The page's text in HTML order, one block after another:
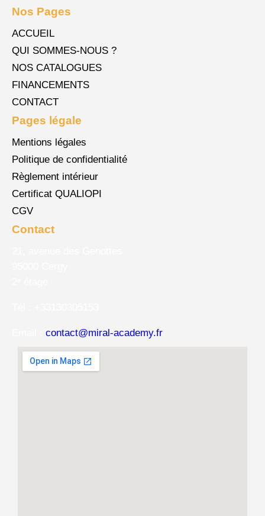
Nos Pages
ACCUEIL
QUI SOMMES-NOUS ?
NOS CATALOGUES
FINANCEMENTS
CONTACT
Pages légale
Mentions légales
Politique de confidentialité
Règlement intérieur
Certificat QUALIOPI
CGV
Contact
contact@miral-academy.fr